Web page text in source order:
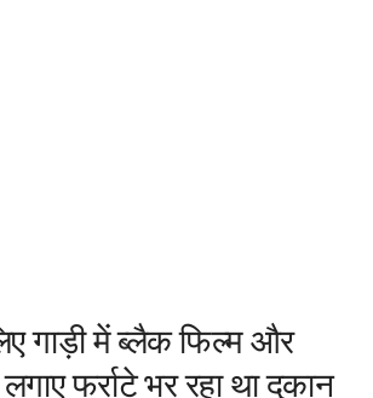
गाड़ी में ब्लैक फिल्म और
फर्राटे भर रहा था दुकान